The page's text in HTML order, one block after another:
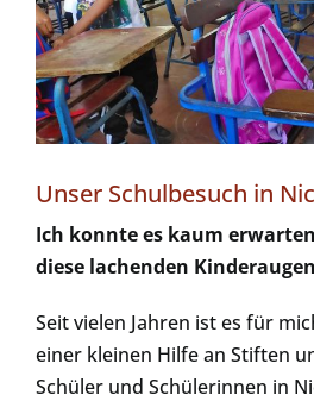
Unser Schulbesuch in
Ich konnte es kaum
diese lachenden
Seit vielen Jahren ist es für
einer kleinen Hilfe an Stiften
Schüler und Schülerinnen in